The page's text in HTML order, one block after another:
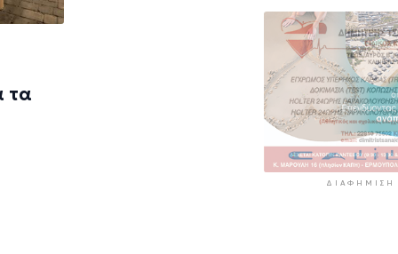
τα
ΔΙΑΦΉΜΙΣΗ